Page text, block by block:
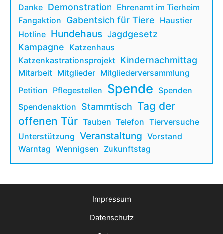
Danke Demonstration Ehrenamt im Tierheim
Fangaktion Gabentsich für Tiere Haustier
Hotline Hundehaus Jagdgesetz
Kampagne Katzenhaus
Katzenkastrationsprojekt Kindernachmittag
Mitarbeit Mitglieder Mitgliederversammlung
Petition Pflegestellen Spende Spenden
Spendenaktion Stammtisch Tag der
offenen Tür Tauben Telefon Tierversuche
Unterstützung Veranstaltung Vorstand
Warntag Wennigsen Zukunftstag
Impressum
Datenschutz